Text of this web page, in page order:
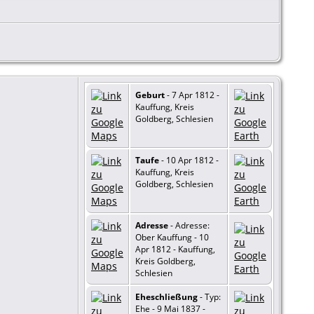
Geburt- 7 Apr 1812 -
Kauffung, Kreis
Goldberg, Schlesien
Taufe- 10 Apr 1812 -
Kauffung, Kreis
Goldberg, Schlesien
Adresse- Adresse:
Ober Kauffung - 10
Apr 1812 - Kauffung,
Kreis Goldberg,
Schlesien
Eheschließung- Typ:
Ehe - 9 Mai 1837 -